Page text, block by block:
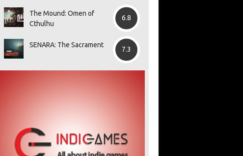
The Mound: Omen of
Cthulhu
6.8
SENARA: The Sacrament
7.3